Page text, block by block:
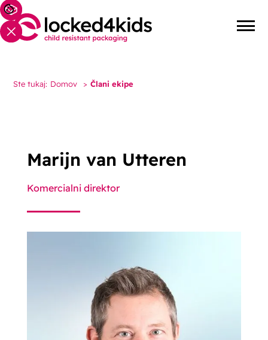
Ste tukaj: Domov > Člani ekipe
Marijn van Utteren
Komercialni direktor